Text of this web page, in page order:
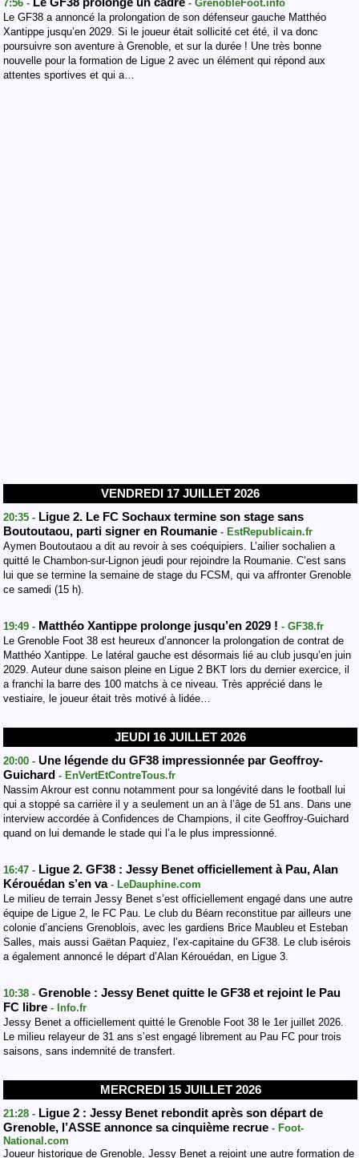
7:56 -
- GrenobleFoot.info
Le GF38 a annoncé la prolongation de son défenseur gauche Matthéo
Xantippe jusqu’en 2029. Si le joueur était sollicité cet été, il va donc
poursuivre son aventure à Grenoble, et sur la durée ! Une très bonne
nouvelle pour la formation de Ligue 2 avec un élément qui répond aux
attentes sportives et qui a…
VENDREDI 17 JUILLET 2026
20:35 - Ligue 2. Le FC Sochaux termine son stage sans
Boutoutaou, parti signer en Roumanie - EstRepublicain.fr
Aymen Boutoutaou a dit au revoir à ses coéquipiers. L’ailier sochalien a
quitté le Chambon-sur-Lignon jeudi pour rejoindre la Roumanie. C’est sans
lui que se termine la semaine de stage du FCSM, qui va affronter Grenoble
ce samedi (15 h).
19:49 - Matthéo Xantippe prolonge jusqu’en 2029 ! - GF38.fr
Le Grenoble Foot 38 est heureux d’annoncer la prolongation de contrat de
Matthéo Xantippe. Le latéral gauche est désormais lié au club jusqu’en juin
2029. Auteur dune saison pleine en Ligue 2 BKT lors du dernier exercice, il
a franchi la barre des 100 matchs à ce niveau. Très apprécié dans le
vestiaire, le joueur était très motivé à lidée…
JEUDI 16 JUILLET 2026
20:00 - Une légende du GF38 impressionnée par Geoffroy-
Guichard - EnVertEtContreTous.fr
Nassim Akrour est connu notamment pour sa longévité dans le football lui
qui a stoppé sa carrière il y a seulement un an à l’âge de 51 ans. Dans une
interview accordée à Confidences de Champions, il cite Geoffroy-Guichard
quand on lui demande le stade qui l’a le plus impressionné.
16:47 - Ligue 2. GF38 : Jessy Benet officiellement à Pau, Alan
Kérouédan s’en va - LeDauphine.com
Le milieu de terrain Jessy Benet s’est officiellement engagé dans une autre
équipe de Ligue 2, le FC Pau. Le club du Béarn reconstitue par ailleurs une
colonie d’anciens Grenoblois, avec les gardiens Brice Maubleu et Esteban
Salles, mais aussi Gaëtan Paquiez, l’ex-capitaine du GF38. Le club isérois
a également annoncé le départ d’Alan Kérouédan, en Ligue 3.
10:38 - Grenoble : Jessy Benet quitte le GF38 et rejoint le Pau
FC libre - Info.fr
Jessy Benet a officiellement quitté le Grenoble Foot 38 le 1er juillet 2026.
Le milieu relayeur de 31 ans s’est engagé librement au Pau FC pour trois
saisons, sans indemnité de transfert.
MERCREDI 15 JUILLET 2026
21:28 - Ligue 2 : Jessy Benet rebondit après son départ de
Grenoble, l’ASSE annonce sa cinquième recrue - Foot-
National.com
Joueur historique de Grenoble, Jessy Benet a rejoint une autre formation de